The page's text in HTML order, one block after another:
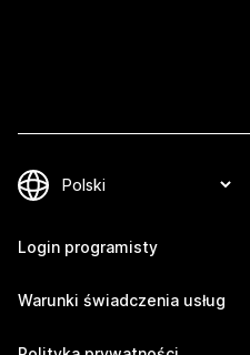
Login programisty
Warunki świadczenia usług